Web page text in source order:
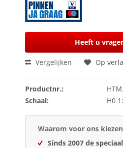
Heeft u
Vergelijken Op
Productnr.:
Schaal:
H0
Waarom voor ons
Sinds 2007 de